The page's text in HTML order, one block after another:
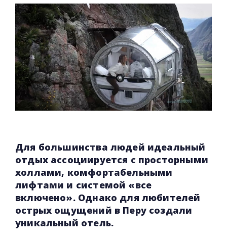
Для большинства людей идеальный
отдых ассоциируется с просторными
холлами, комфортабельными
лифтами и системой «все
включено». Однако для любителей
острых ощущений в Перу создали
уникальный отель.